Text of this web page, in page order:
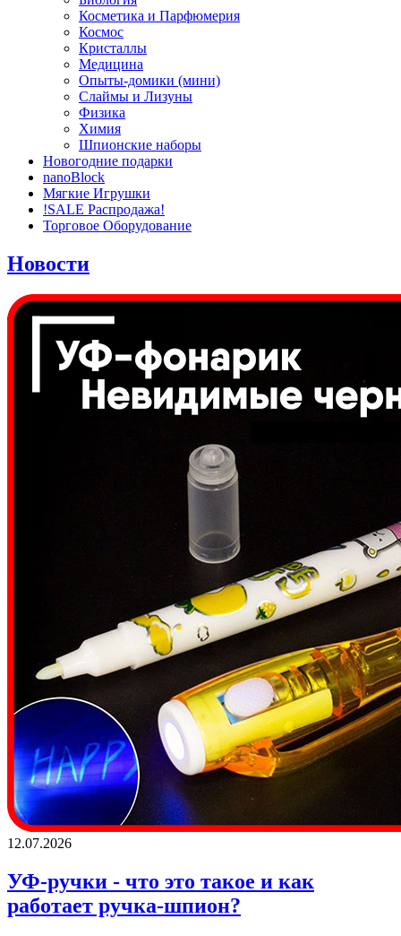
Косметика и Парфюмерия
Космос
Кристаллы
Медицина
Опыты-домики (мини)
Слаймы и Лизуны
Физика
Химия
Шпионские наборы
Новогодние подарки
nanoBlock
Мягкие Игрушки
!SALE Распродажа!
Торговое Оборудование
Новости
12.07.2026
УФ-ручки - что это такое и как
работает ручка-шпион?